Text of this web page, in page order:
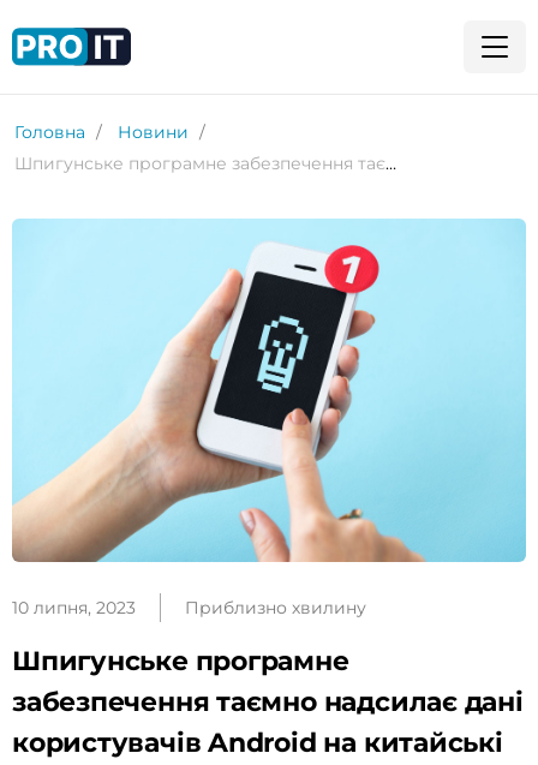
Головна
Новини
Шпигунське програмне забезпечення таємно надсилає дані користувачів Android на китайські сервери
10 липня, 2023 Приблизно хвилину
Шпигунське програмне
забезпечення таємно надсилає дані
користувачів Android на китайські